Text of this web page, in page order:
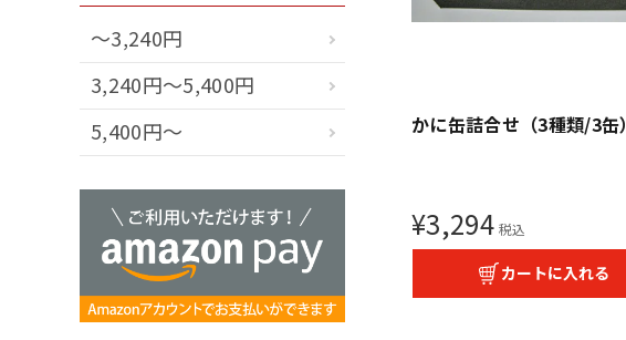
～3,240円
3,240円～5,400円
5,400円～
かに缶詰合せ（3種類/3缶）
¥3,294 税込
カートに入れる